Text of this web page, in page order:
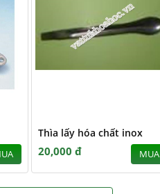
Thìa lấy hóa chất inox
20,000 đ MUA